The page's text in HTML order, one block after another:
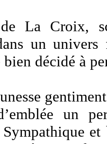
de La Croix,
un univers
décidé à
un
Sympathique